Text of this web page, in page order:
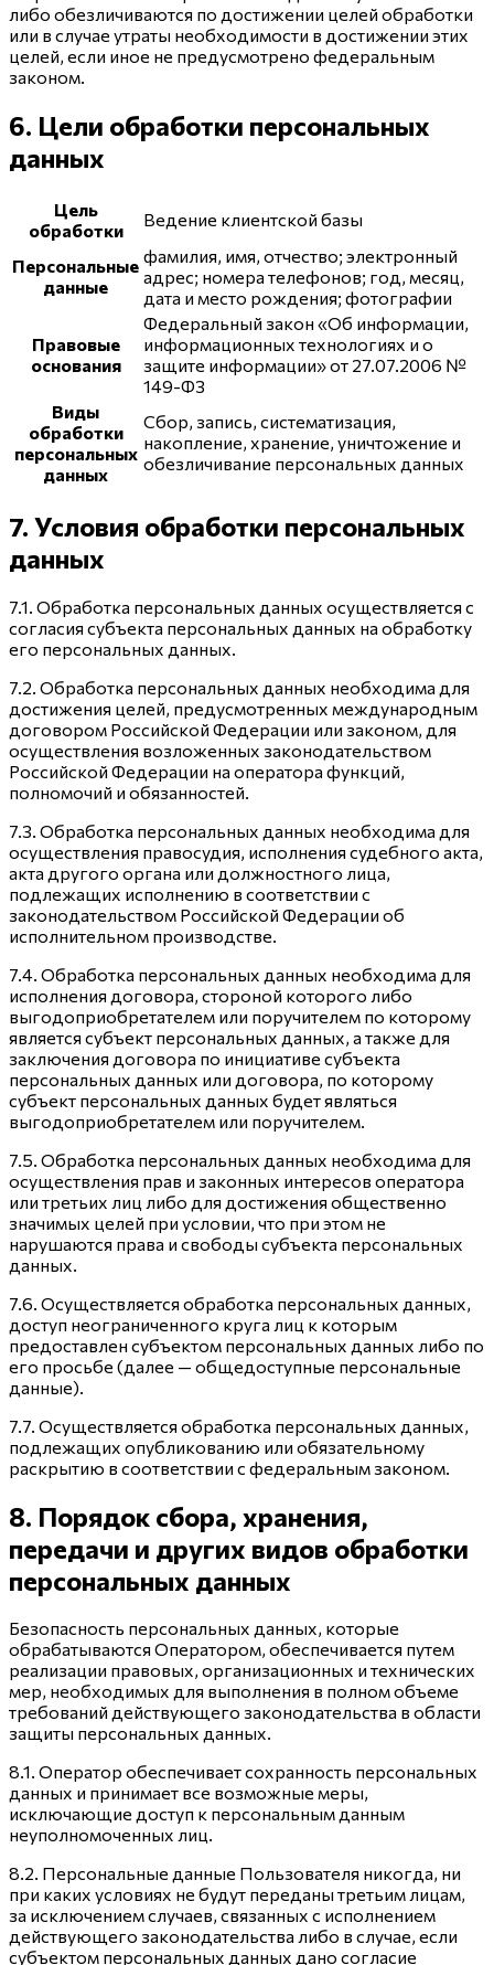
либо обезличиваются по достижении целей обработки
или в случае утраты необходимости в достижении этих
целей, если иное не предусмотрено федеральным
законом.
6. Цели обработки персональных
данных
Цель
обработки
Ведение клиентской базы
Персональные
данные
фамилия, имя, отчество; электронный
адрес; номера телефонов; год, месяц,
дата и место рождения; фотографии
Правовые
основания
Федеральный закон «Об информации,
информационных технологиях и о
защите информации» от 27.07.2006 №
149-ФЗ
Виды
обработки
персональных
данных
Сбор, запись, систематизация,
накопление, хранение, уничтожение и
обезличивание персональных данных
7. Условия обработки персональных
данных
7.1. Обработка персональных данных осуществляется с
согласия субъекта персональных данных на обработку
его персональных данных.
7.2. Обработка персональных данных необходима для
достижения целей, предусмотренных международным
договором Российской Федерации или законом, для
осуществления возложенных законодательством
Российской Федерации на оператора функций,
полномочий и обязанностей.
7.3. Обработка персональных данных необходима для
осуществления правосудия, исполнения судебного акта,
акта другого органа или должностного лица,
подлежащих исполнению в соответствии с
законодательством Российской Федерации об
исполнительном производстве.
7.4. Обработка персональных данных необходима для
исполнения договора, стороной которого либо
выгодоприобретателем или поручителем по которому
является субъект персональных данных, а также для
заключения договора по инициативе субъекта
персональных данных или договора, по которому
субъект персональных данных будет являться
выгодоприобретателем или поручителем.
7.5. Обработка персональных данных необходима для
осуществления прав и законных интересов оператора
или третьих лиц либо для достижения общественно
значимых целей при условии, что при этом не
нарушаются права и свободы субъекта персональных
данных.
7.6. Осуществляется обработка персональных данных,
доступ неограниченного круга лиц к которым
предоставлен субъектом персональных данных либо по
его просьбе (далее — общедоступные персональные
данные).
7.7. Осуществляется обработка персональных данных,
подлежащих опубликованию или обязательному
раскрытию в соответствии с федеральным законом.
8. Порядок сбора, хранения,
передачи и других видов обработки
персональных данных
Безопасность персональных данных, которые
обрабатываются Оператором, обеспечивается путем
реализации правовых, организационных и технических
мер, необходимых для выполнения в полном объеме
требований действующего законодательства в области
защиты персональных данных.
8.1. Оператор обеспечивает сохранность персональных
данных и принимает все возможные меры,
исключающие доступ к персональным данным
неуполномоченных лиц.
8.2. Персональные данные Пользователя никогда, ни
при каких условиях не будут переданы третьим лицам,
за исключением случаев, связанных с исполнением
действующего законодательства либо в случае, если
субъектом персональных данных дано согласие